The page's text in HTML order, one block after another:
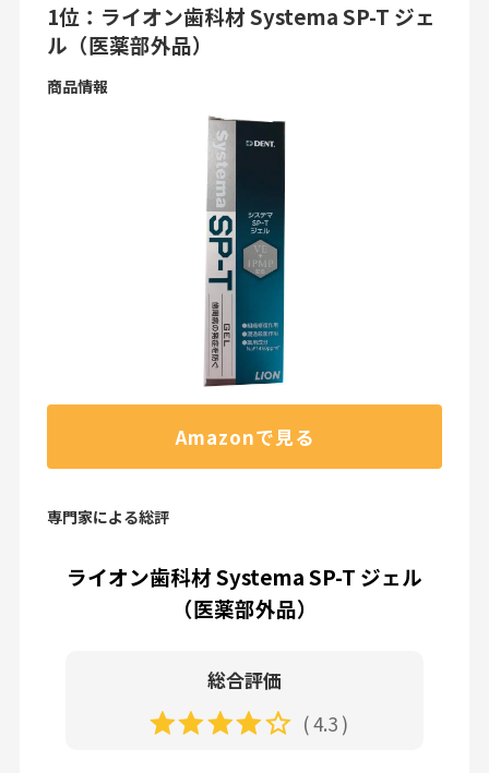
1位：ライオン歯科材 Systema SP-T ジェ
ル（医薬部外品）
商品情報
Amazonで見る
専門家による総評
ライオン歯科材 Systema SP-T ジェル
（医薬部外品）
総合評価
( 4.3 )